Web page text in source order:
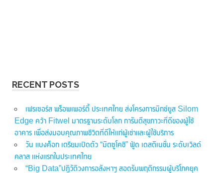
RECENT POSTS
เฟรเซอร์ส พร็อพเพอร์ตี้ ประเทศไทย ส่งโครงการมิกซ์ยูส Silom
Edge คว้า Fitwel มาตรฐานระดับโลก การันตีสุขภาวะที่ดีของผู้ใช้
อาคาร เพื่อส่งมอบคุณภาพชีวิตที่ดีให้แก่ผู้เช่าและผู้ใช้บริการ
วัน แบงค็อก เตรียมเปิดตัว “มิตซูโคชิ” ฟู้ด เดสติเนชั่น ระดับเวิลด์
คลาส แห่งแรกในประเทศไทย
“Big Data”ปฏิวัติวงการอสังหาฯ สอดรับพฤติกรรมผู้บริโภคยุค